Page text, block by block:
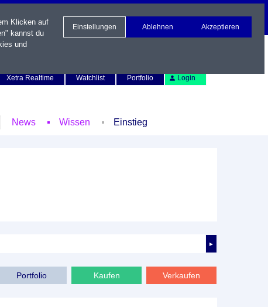
Xetra Realtime
Watchlist Portfolio Login
News Wissen Einstieg
►
Verkaufen
Kaufen
Portfolio
Klicken auf
kannst du
und
Einstellungen Ablehnen Akzeptieren